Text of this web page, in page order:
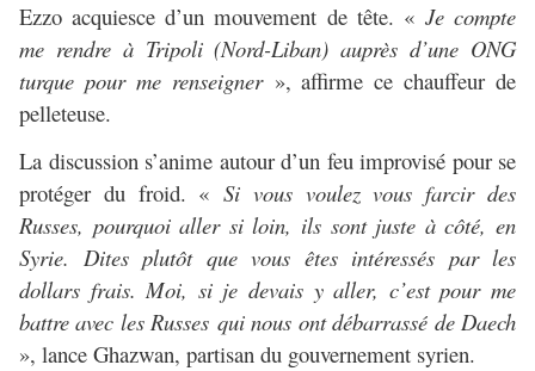
Ezzo acquiesce d’un mouvement de tête. « Je compte
me rendre à Tripoli (Nord-Liban) auprès d’une ONG
turque pour me renseigner», affirme ce chauffeur de
pelleteuse.
La discussion s’anime autour d’un feu improvisé pour se
protéger du froid. «Si vous voulez vous farcir des
Russes, pourquoi aller si loin, ils sont juste à côté, en
Syrie. Dites plutôt que vous êtes intéressés par les
dollars frais. Moi, si je devais y aller, c’est pour me
battre avec les Russes qui nous ont débarrassé de Daech
», lance Ghazwan, partisan du gouvernement syrien.